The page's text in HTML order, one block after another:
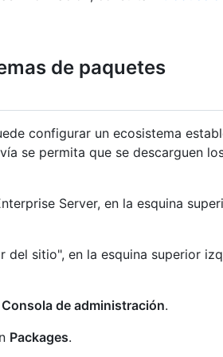
de paquetes
configurar un ecosistema
se permita que se descarguen
Server, en la esquina
sitio", en la esquina superior
Consola de administración.
Packages.